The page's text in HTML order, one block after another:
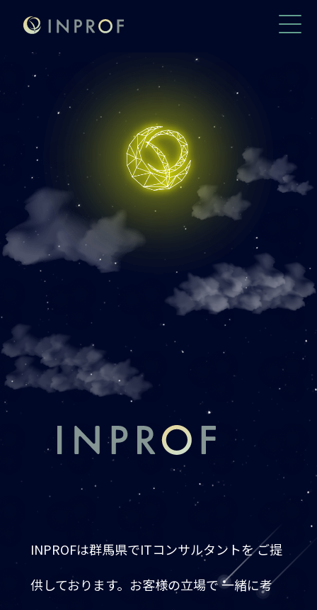
INPROFは群馬県でITコンサルタントを ご提
供しております。お客様の立場で 一緒に考